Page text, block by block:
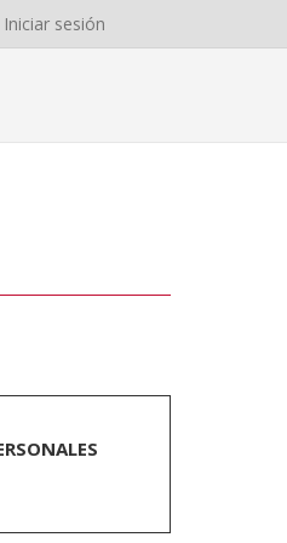
Iniciar sesión